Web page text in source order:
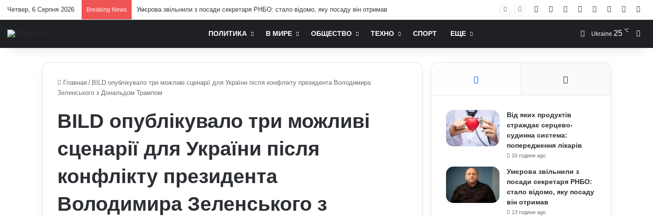
Четвер, 6 Серпня 2026 Breaking News Як дихальні практики можуть позбавити людину від стресу: пояснення експертів Facebook YouTubeInstagram
RSS Log In
ПОЛИТИКА В МИРЕ ОБЩЕСТВО ТЕХНО СПОРТ ЕЩЕ Ukraine 25 ℃
Главная / BILD опублікувало три можливі сценарії для України після конфлікту президента Володимира
Зеленського з Дональдом Трампом
BILD опублікувало три можливі
сценарії для України після
конфлікту президента
Володимира Зеленського з
Від яких продуктів
страждає серцево-
судинна система:
попередження лікарів
10 години ago
Умєрова звільнили з
посади секретаря РНБО:
стало відомо, яку посаду
він отримав
13 години ago